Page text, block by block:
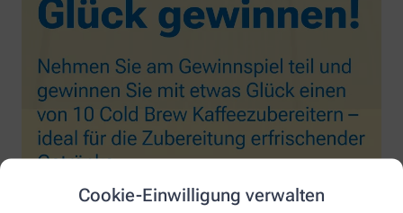
Cookie-Einwilligung verwalten